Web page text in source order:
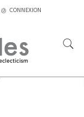
CONNEXION